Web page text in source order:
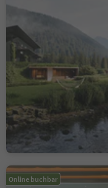
Online buchbar